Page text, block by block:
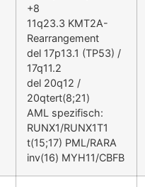
+8
11q23.3 KMT2A-
Rearrangement
del 17p13.1 (TP53) /
17q11.2
del 20q12 /
20qtert(8;21)
AML spezifisch:
RUNX1/RUNX1T1
t(15;17) PML/RARA
inv(16) MYH11/CBFB